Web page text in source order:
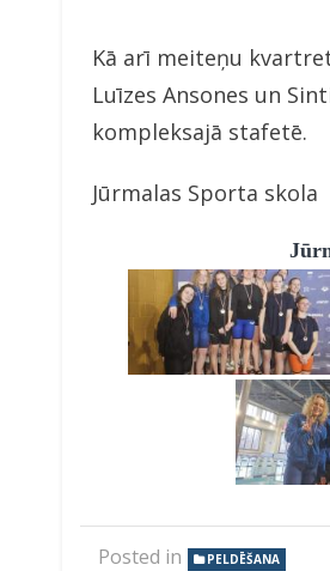
Kā arī meiteņu
Luīzes Ansones un
kompleksajā stafetē.
Jūrmalas Sporta skola
Posted in PELDĒŠANA